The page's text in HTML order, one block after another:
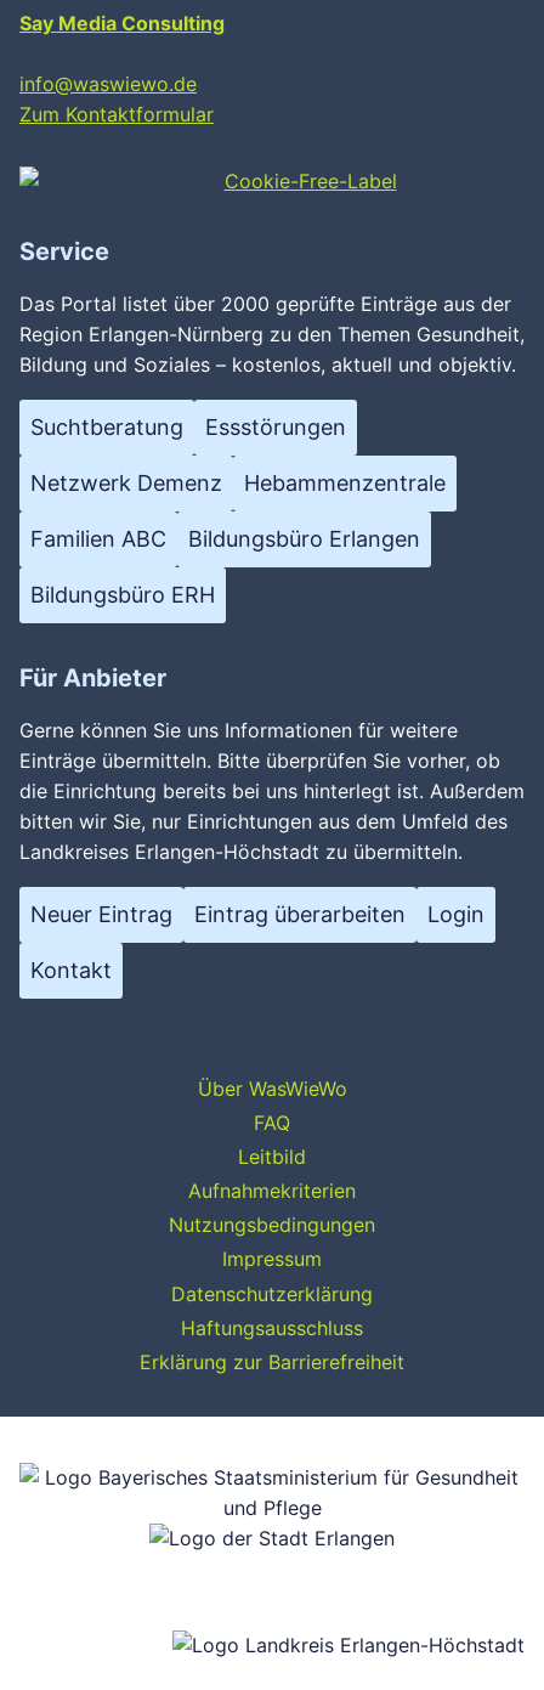
Say Media Consulting
info@waswiewo.de
Zum Kontaktformular
Service
Das Portal listet über 2000 geprüfte Einträge aus der
Region Erlangen-Nürnberg zu den Themen Gesundheit,
Bildung und Soziales – kostenlos, aktuell und objektiv.
Suchtberatung Essstörungen
Netzwerk Demenz Hebammenzentrale
Familien ABC Bildungsbüro Erlangen
Bildungsbüro ERH
Für Anbieter
Gerne können Sie uns Informationen für weitere
Einträge übermitteln. Bitte überprüfen Sie vorher, ob
die Einrichtung bereits bei uns hinterlegt ist. Außerdem
bitten wir Sie, nur Einrichtungen aus dem Umfeld des
Landkreises Erlangen-Höchstadt zu übermitteln.
Neuer Eintrag Eintrag überarbeiten Login
Kontakt
Über WasWieWo
FAQ
Leitbild
Aufnahmekriterien
Nutzungsbedingungen
Impressum
Datenschutzerklärung
Haftungsausschluss
Erklärung zur Barrierefreiheit